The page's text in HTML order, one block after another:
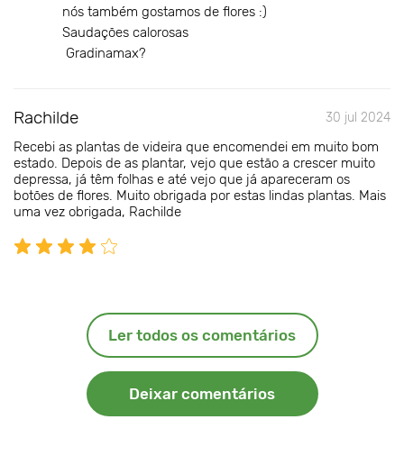
nós também gostamos de flores :)
Saudações calorosas
Gradinamax?
Rachilde 30 jul 2024
Recebi as plantas de videira que encomendei em muito bom
estado. Depois de as plantar, vejo que estão a crescer muito
depressa, já têm folhas e até vejo que já apareceram os
botões de flores. Muito obrigada por estas lindas plantas. Mais
uma vez obrigada, Rachilde
Ler todos os comentários
Deixar comentários